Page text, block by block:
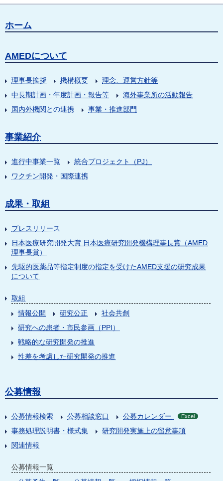
ホーム
AMEDについて
理事長挨拶 機構概要
理念、運営方針等
中長期計画・年度計画・報告等
海外事業所の活動報告
国内外機関との連携
事業・推進部門
事業紹介
進行中事業一覧
統合プロジェクト（PJ）
ワクチン開発・国際連携
成果・取組
プレスリリース
日本医療研究開発大賞 日本医療研究開発機構理事長賞（AMED
理事長賞）
先駆的医薬品等指定制度の指定を受けたAMED支援の研究成果
について
取組
情報公開
研究公正
社会共創
研究への患者・市民参画（PPI）
戦略的な研究開発の推進
性差を考慮した研究開発の推進
公募情報
公募情報検索 公募相談窓口 公募カレンダー Excel
事務処理説明書・様式集
研究開発実施上の留意事項
関連情報
公募情報一覧